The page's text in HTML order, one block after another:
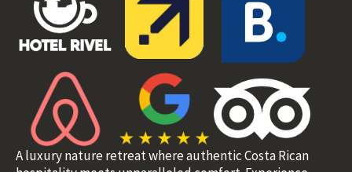
A luxury nature retreat where authentic Costa Rican